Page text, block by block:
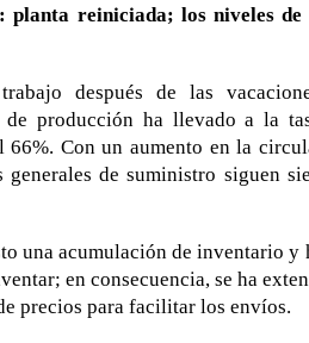
planta reiniciada; los niveles
después de las
de producción ha llevado a la
66%. Con un aumento en la
generales de suministro siguen
una acumulación de inventario y
en consecuencia, se ha
precios para facilitar los envíos.